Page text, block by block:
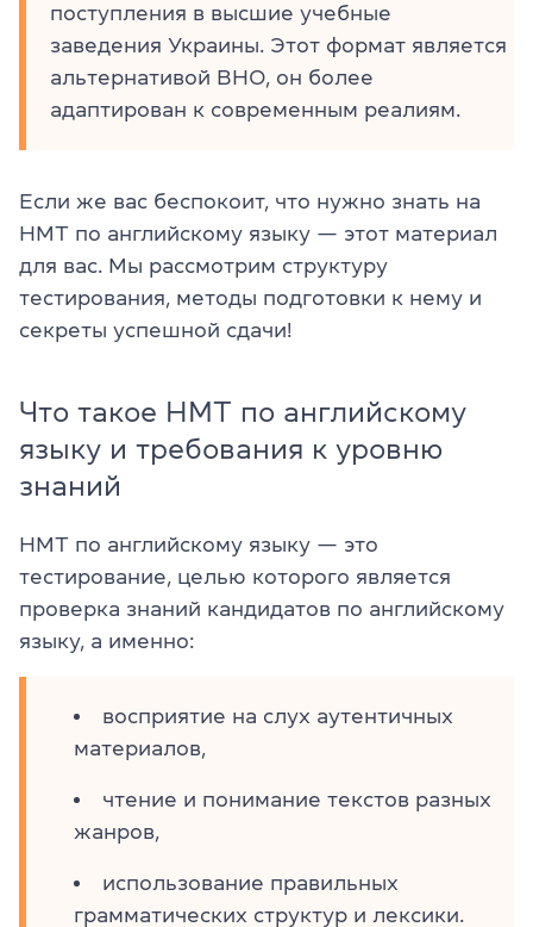
поступления в высшие учебные
заведения Украины. Этот формат является
альтернативой ВНО, он более
адаптирован к современным реалиям.
Если же вас беспокоит, что нужно знать на
НМТ по английскому языку — этот материал
для вас. Мы рассмотрим структуру
тестирования, методы подготовки к нему и
секреты успешной сдачи!
Что такое НМТ по английскому
языку и требования к уровню
знаний
НМТ по английскому языку — это
тестирование, целью которого является
проверка знаний кандидатов по английскому
языку, а именно:
восприятие на слух аутентичных
материалов,
чтение и понимание текстов разных
жанров,
использование правильных
грамматических структур и лексики.